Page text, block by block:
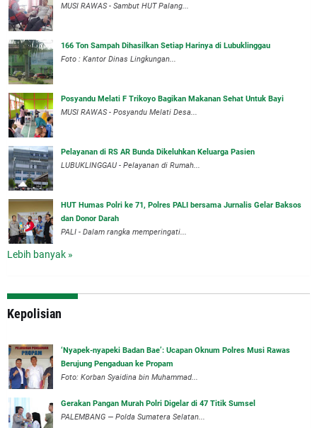
MUSI RAWAS - Sambut HUT Palang...
166 Ton Sampah Dihasilkan Setiap Harinya di Lubuklinggau
Foto : Kantor Dinas Lingkungan...
Posyandu Melati F Trikoyo Bagikan Makanan Sehat Untuk Bayi
MUSI RAWAS - Posyandu Melati Desa...
Pelayanan di RS AR Bunda Dikeluhkan Keluarga Pasien
LUBUKLINGGAU - Pelayanan di Rumah...
HUT Humas Polri ke 71, Polres PALI bersama Jurnalis Gelar Baksos
dan Donor Darah
PALI - Dalam rangka memperingati...
Lebih banyak »
Kepolisian
‘Nyapek-nyapeki Badan Bae’: Ucapan Oknum Polres Musi Rawas
Berujung Pengaduan ke Propam
Foto: Korban Syaidina bin Muhammad...
Gerakan Pangan Murah Polri Digelar di 47 Titik Sumsel
PALEMBANG — Polda Sumatera Selatan...